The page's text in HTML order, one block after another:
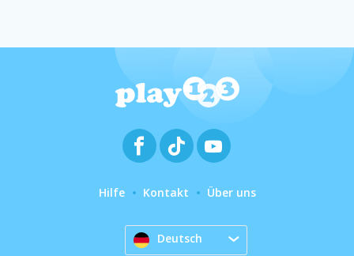
Hilfe Kontakt Über uns
Deutsch